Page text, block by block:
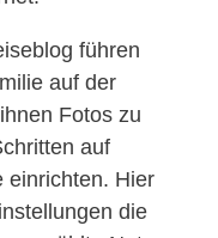
führen
auf der
Fotos zu
auf
einrichten. Hier
die